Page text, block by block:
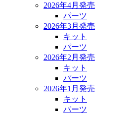
2026年4月発売
パーツ
2026年3月発売
キット
パーツ
2026年2月発売
キット
パーツ
2026年1月発売
キット
パーツ